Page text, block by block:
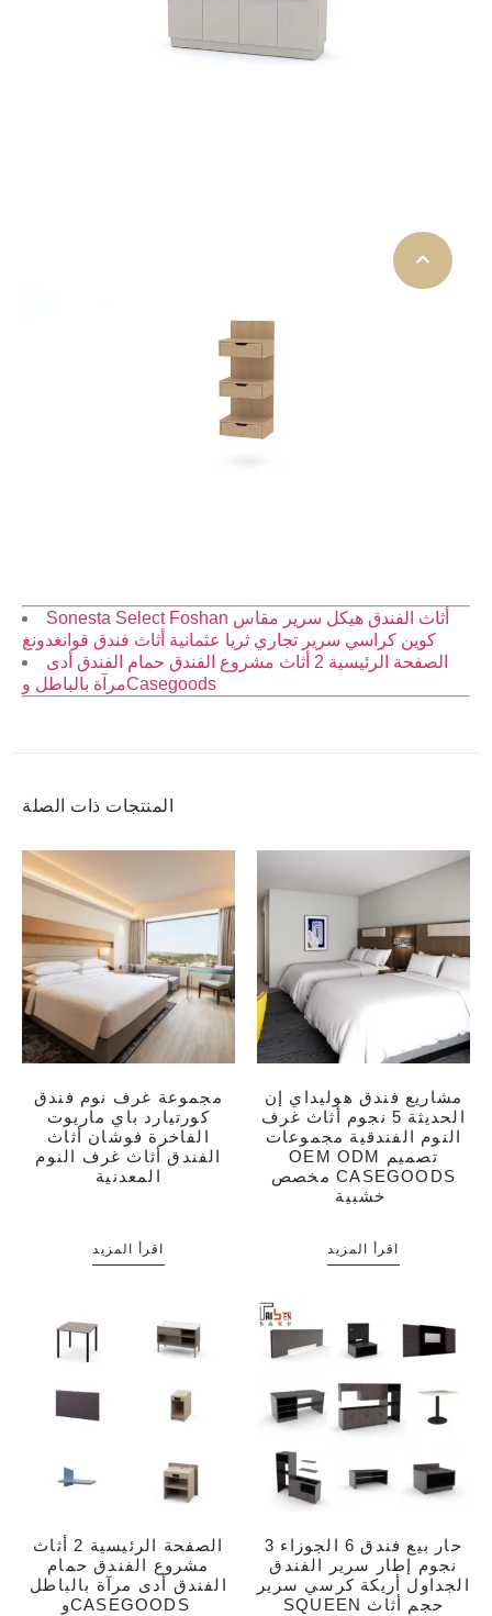
Sonesta Select Foshan أثاث الفندق هيكل سرير مقاس
الصفحة الرئيسية 2 أثاث مشروع الفندق حمام الفندق أدى
مرآة بالباطل وCasegoods
المنتجات ذات الصلة
مجموعة غرف نوم فندق
كورتيارد باي ماريوت
الفاخرة فوشان أثاث
الفندق أثاث غرف النوم
المعدنية
اقرأ المزيد
مشاريع فندق هوليداي إن
الحديثة 5 نجوم أثاث غرف
النوم الفندقية مجموعات
OEM ODM تصميم
مخصص CASEGOODS
اقرأ المزيد
الصفحة الرئيسية 2 أثاث
مشروع الفندق حمام
الفندق أدى مرآة بالباطل
وCASEGOODS
حار بيع فندق 6 الجوزاء 3
نجوم إطار سرير الفندق
الجداول أريكة كرسي سرير
SQUEEN حجم أثاث